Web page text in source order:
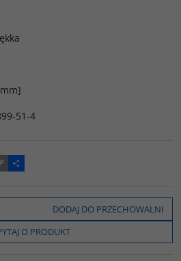
51-4
C
o
y
i
n
k
P
o
z
e
l
s
DODAJ DO PRZECHOWALNI
O PRODUKT